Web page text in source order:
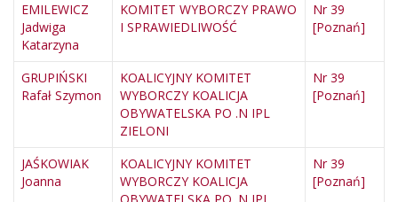
EMILEWICZ
Jadwiga
Katarzyna
KOMITET WYBORCZY PRAWO
I SPRAWIEDLIWOŚĆ
Nr 39
[Poznań]
GRUPIŃSKI
Rafał Szymon
KOALICYJNY KOMITET
WYBORCZY KOALICJA
OBYWATELSKA PO .N IPL
ZIELONI
Nr 39
[Poznań]
JAŚKOWIAK
Joanna
KOALICYJNY KOMITET
WYBORCZY KOALICJA
Nr 39
[Poznań]